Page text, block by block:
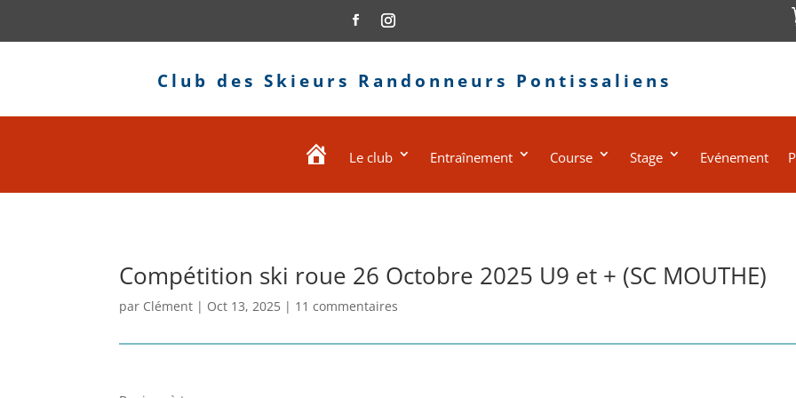
Club des Skieurs Randonneurs Pontissaliens
Accueil Le club Entraînement Course Stage Evénement
Compétition ski roue 26 Octobre 2025 U9 et + (SC MOUTHE)
par Clément | Oct 13, 2025 | 11 commentaires